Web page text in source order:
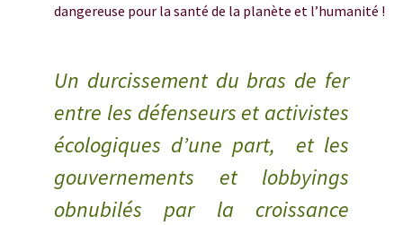
dangereuse pour la santé de la planète et l’humanité !
Un durcissement du bras de fer
entre les défenseurs et activistes
écologiques d’une part, et les
gouvernements et lobbyings
obnubilés par la croissance